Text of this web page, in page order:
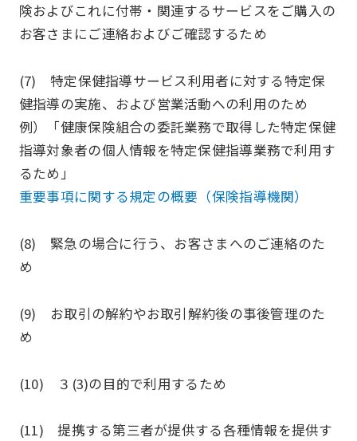
険およびこれに付帯・関連するサービスをご購入の
お客さまにご連絡およびご確認するため
(7) 特定保健指導サービス利用者に対する特定保
健指導の実施、および営業活動への利用のため
例）「健康保険組合の委託業務で取得した特定保健
指導対象者の個人情報を特定保健指導業務で利用す
るため」
重要事項に関する規定の概要（保険指導機関）
(8) 緊急の場合に行う、お客さまへのご連絡のた
め
(9) お取引の解約やお取引解約後の事後管理のた
め
(10) ３(3)の目的で利用するため
(11) 提携する第三者が提供する各種情報を提供す